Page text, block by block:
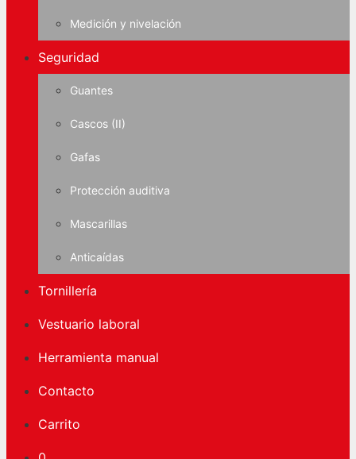
Medición y nivelación
Seguridad
Guantes
Cascos (II)
Gafas
Protección auditiva
Mascarillas
Anticaídas
Tornillería
Vestuario laboral
Herramienta manual
Contacto
Carrito